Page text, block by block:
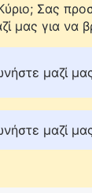
Σας
μας για να
μαζί
μαζί